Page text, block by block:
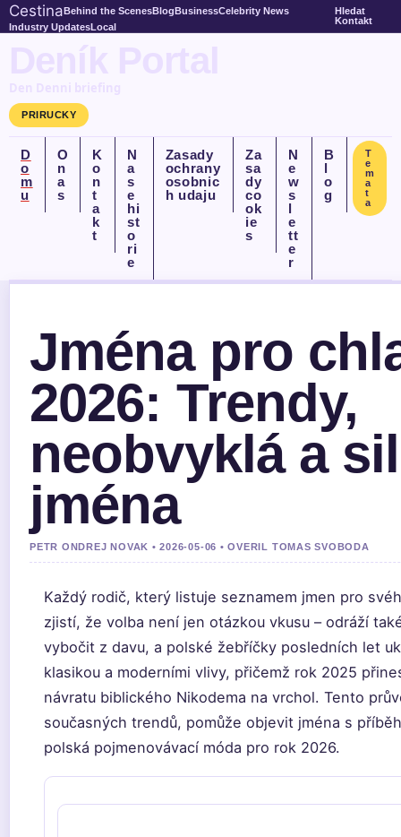
CestinaBehind the ScenesBlogBusinessCelebrity News
Industry UpdatesLocal
Hledat
Kontakt
Deník Portal
Den Denni briefing
PRIRUCKY
D
o
m
u
O
n
a
s
K
o
n
t
a
k
t
N
a
s
e
hi
st
o
ri
e
Zasady
ochrany
osobnic
h udaju
Za
sa
dy
co
ok
ie
s
N
e
w
s
l
e
tt
e
r
B
l
o
g
T
e
m
a
t
a
Jména pro
2026: Trendy,
neobvyklá a
jména
PETR ONDREJ NOVAK • 2026-05-06 • OVERIL TOMAS SVOBODA
Každý rodič, který listuje seznamem jmen pro
zjistí, že volba není jen otázkou vkusu – odráží
vybočit z davu, a polské žebříčky posledních let
klasikou a moderními vlivy, přičemž rok 2025
návratu biblického Nikodema na vrchol. Tento
současných trendů, pomůže objevit jména s
polská pojmenovávací móda pro rok 2026.